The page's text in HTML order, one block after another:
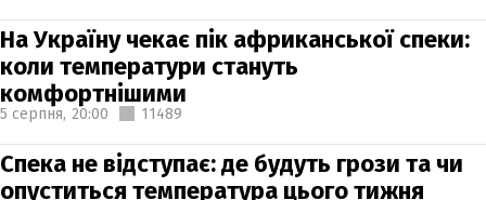
На Україну чекає пік африканської спеки:
коли температури стануть
комфортнішими
5 серпня, 20:00 11489
Спека не відступає: де будуть грози та чи
опуститься температура цього тижня